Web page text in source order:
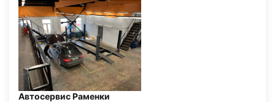
Автосервис Раменки